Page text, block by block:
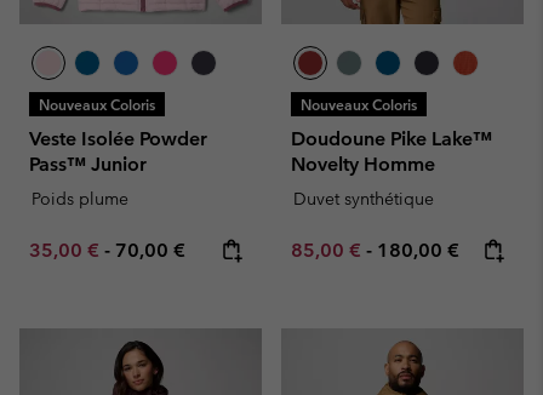
Nouveaux Coloris
Veste Isolée Powder
Pass™ Junior
Poids plume
Minimum sale price:
35,00 € - Maximum price:
70,00 €
Nouveaux Coloris
Doudoune Pike Lake™
Novelty Homme
Duvet synthétique
Minimum sale price:
85,00 € - Maximum price:
180,00 €